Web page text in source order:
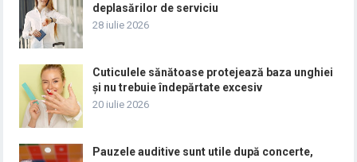
deplasărilor de serviciu
28 iulie 2026
Cuticulele sănătoase protejează baza unghiei
și nu trebuie îndepărtate excesiv
20 iulie 2026
Pauzele auditive sunt utile după concerte,